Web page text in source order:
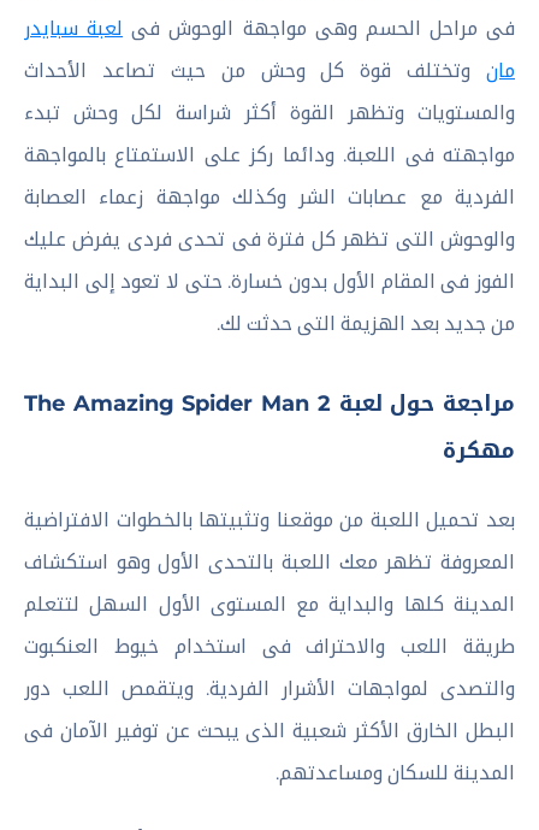
فى مراحل الحسم وهى مواجهة الوحوش فى لعبة سبايدر
مان وتختلف قوة كل وحش من حيث تصاعد الأحداث
والمستويات وتظهر القوة أكثر شراسة لكل وحش تبدء
مواجهته فى اللعبة. ودائما ركز على الاستمتاع بالمواجهة
الفردية مع عصابات الشر وكذلك مواجهة زعماء العصابة
والوحوش التى تظهر كل فترة فى تحدى فردى يفرض عليك
الفوز فى المقام الأول بدون خسارة. حتى لا تعود إلى البداية
من جديد بعد الهزيمة التى حدثت لك.
مراجعة حول لعبة The Amazing Spider Man 2
مهكرة
بعد تحميل اللعبة من موقعنا وتثبيتها بالخطوات الافتراضية
المعروفة تظهر معك اللعبة بالتحدى الأول وهو استكشاف
المدينة كلها والبداية مع المستوى الأول السهل لتتعلم
طريقة اللعب والاحتراف فى استخدام خيوط العنكبوت
والتصدى لمواجهات الأشرار الفردية. ويتقمص اللعب دور
البطل الخارق الأكثر شعبية الذى يبحث عن توفير الآمان فى
المدينة للسكان ومساعدتهم.